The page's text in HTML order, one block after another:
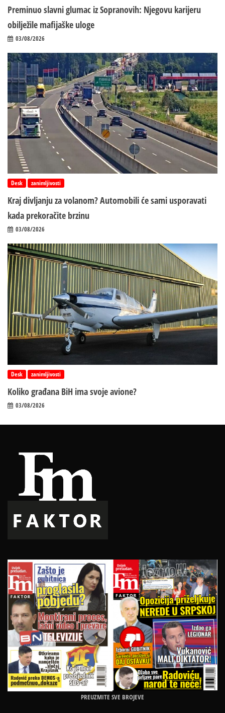
Preminuo slavni glumac iz Sopranovih: Njegovu karijeru
obilježile mafijaške uloge
03/08/2026
Desk zanimljivosti
Kraj divljanju za volanom? Automobili će sami usporavati
kada prekoračite brzinu
03/08/2026
Desk zanimljivosti
Koliko građana BiH ima svoje avione?
03/08/2026
PREUZMITE SVE BROJEVE